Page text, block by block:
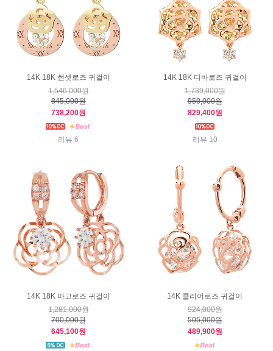
14K 18K 썬셋로즈 귀걸이
1,546,000원
845,000원
738,200원
리뷰 6
14K 18K 디바로즈 귀걸이
1,739,000원
950,000원
829,400원
리뷰 10
14K 18K 마고로즈 귀걸이
1,281,000원
700,000원
645,100원
14K 클리어로즈 귀걸이
924,000원
505,000원
489,900원